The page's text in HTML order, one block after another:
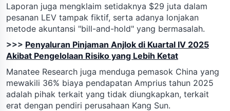
Laporan juga mengklaim setidaknya $29 juta dalam
pesanan LEV tampak fiktif, serta adanya lonjakan
metode akuntansi "bill-and-hold" yang bermasalah.
>>> Penyaluran Pinjaman Anjlok di Kuartal IV 2025
Akibat Pengelolaan Risiko yang Lebih Ketat
Manatee Research juga menduga pemasok China yang
mewakili 36% biaya pendapatan Amprius tahun 2025
adalah pihak terkait yang tidak diungkapkan, terkait
erat dengan pendiri perusahaan Kang Sun.